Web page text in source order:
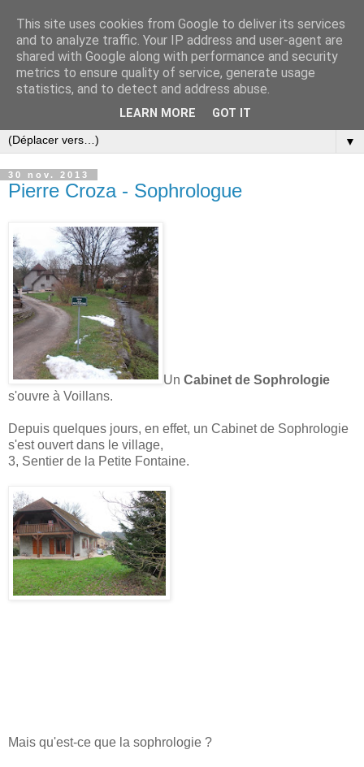
▼
30 nov. 2013
Pierre Croza - Sophrologue
Un Cabinet de Sophrologie
s'ouvre à Voillans.
Depuis quelques jours, en effet, un Cabinet de Sophrologie
s'est ouvert dans le village,
3, Sentier de la Petite Fontaine.
Mais qu'est-ce que la sophrologie ?
This site uses cookies from Google to deliver its services
and to analyze traffic. Your IP address and user-agent are
shared with Google along with performance and security
metrics to ensure quality of service, generate usage
statistics, and to detect and address abuse.
LEARN MORE GOT IT